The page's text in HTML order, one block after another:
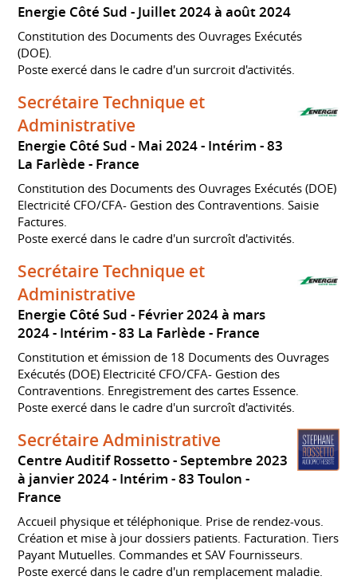
Energie Côté Sud Juillet 2024 à août 2024
Constitution des Documents des Ouvrages Exécutés
(DOE).
Poste exercé dans le cadre d'un surcroit d'activités.
Secrétaire Technique et
Administrative
Energie Côté Sud Mai 2024 Intérim
83
La Farlède
France
Constitution des Documents des Ouvrages Exécutés (DOE)
Electricité CFO/CFA- Gestion des Contraventions. Saisie
Factures.
Poste exercé dans le cadre d'un surcroît d'activités.
Secrétaire Technique et
Administrative
Energie Côté Sud
Février 2024 à mars
2024 Intérim 83 La Farlède France
Constitution et émission de 18 Documents des Ouvrages
Exécutés (DOE) Electricité CFO/CFA- Gestion des
Contraventions. Enregistrement des cartes Essence.
Poste exercé dans le cadre d'un surcroît d'activités.
Secrétaire Administrative
Centre Auditif Rossetto
Septembre 2023
à janvier 2024 Intérim
83 Toulon
France
Accueil physique et téléphonique. Prise de rendez-vous.
Création et mise à jour dossiers patients. Facturation. Tiers
Payant Mutuelles. Commandes et SAV Fournisseurs.
Poste exercé dans le cadre d'un remplacement maladie.